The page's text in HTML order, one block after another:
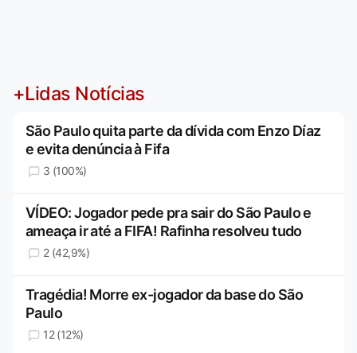
+Lidas Notícias
São Paulo quita parte da dívida com Enzo Díaz
e evita denúncia à Fifa
3 (100%)
VÍDEO: Jogador pede pra sair do São Paulo e
ameaça ir até a FIFA! Rafinha resolveu tudo
2 (42,9%)
Tragédia! Morre ex-jogador da base do São
Paulo
12 (12%)